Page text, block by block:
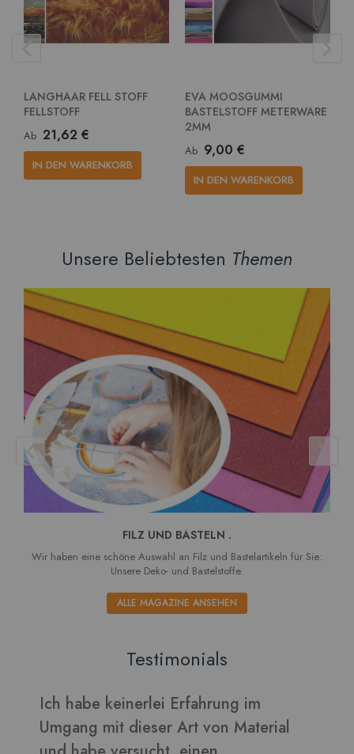
LANGHAAR FELL STOFF
FELLSTOFF
Ab 21,62 €
IN DEN WARENKORB
EVA MOOSGUMMI
BASTELSTOFF METERWARE
2MM
Ab 9,00 €
IN DEN WARENKORB
Unsere Beliebtesten Themen
FILZ UND BASTELN .
Wir haben eine schöne Auswahl an Filz und Bastelartikeln für Sie:
Unsere Deko- und Bastelstoffe.
ALLE MAGAZINE ANSEHEN
Testimonials
im
von Material
Verarbeitet sich gut und
daraus sehen toll aus